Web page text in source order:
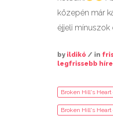
közepén már
éjjeli mínuszok
by ildikó / in
legfrissebb
Broken Hill's
Broken Hill's